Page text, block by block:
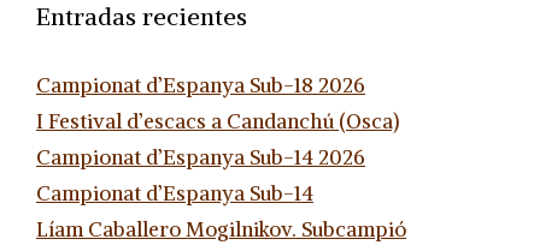
Entradas recientes
Campionat d’Espanya Sub-18 2026
I Festival d’escacs a Candanchú (Osca)
Campionat d’Espanya Sub-14 2026
Campionat d’Espanya Sub-14
Líam Caballero Mogilnikov. Subcampió